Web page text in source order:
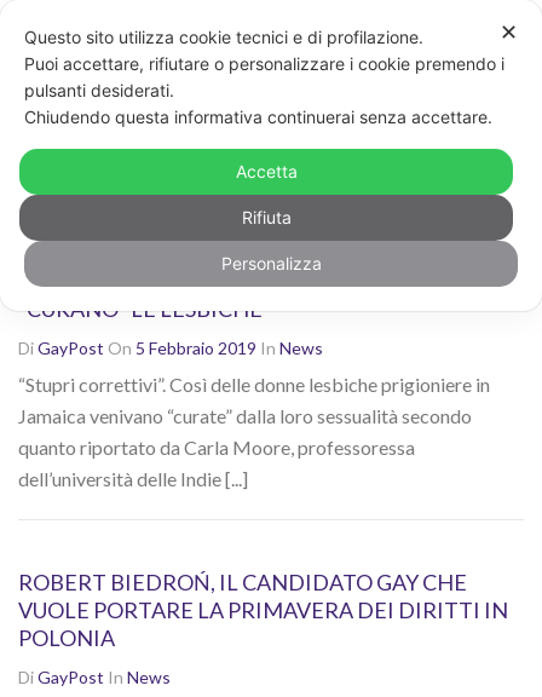
CERCA
Ricerca risultati per: "omofobia"
Non sei contento dei risultati? Cerca di nuovo con altre
parole chiave
GIAMAICA, STUPRI “CORRETTIVI”: COSÌ SI
“CURANO” LE LESBICHE
DiGayPost On 5 Febbraio 2019 In News
“Stupri correttivi”. Così delle donne lesbiche prigioniere in
Jamaica venivano “curate” dalla loro sessualità secondo
quanto riportato da Carla Moore, professoressa
dell’università delle Indie [...]
ROBERT BIEDROŃ, IL CANDIDATO GAY CHE
VUOLE PORTARE LA PRIMAVERA DEI DIRITTI IN
POLONIA
DiGayPost In News
✕
Questo sito utilizza cookie tecnici e di profilazione.
Puoi accettare, rifiutare o personalizzare i cookie premendo i
pulsanti desiderati.
Chiudendo questa informativa continuerai senza accettare.
Accetta
Rifiuta
Personalizza